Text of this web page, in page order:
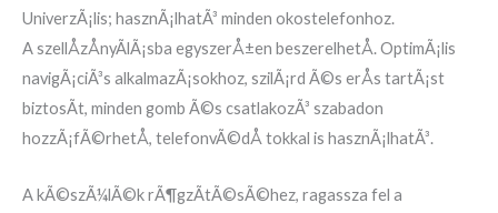
UniverzÃ¡lis; hasznÃ¡lhatÃ³ minden okostelefonhoz.
A szellÅzÅnyÃ­lÃ¡sba egyszerÅ±en beszerelhetÅ. OptimÃ¡lis
navigÃ¡ciÃ³s alkalmazÃ¡sokhoz, szilÃ¡rd Ã©s erÅs tartÃ¡st
biztosÃ­t, minden gomb Ã©s csatlakozÃ³ szabadon
hozzÃ¡fÃ©rhetÅ, telefonvÃ©dÅ tokkal is hasznÃ¡lhatÃ³.
A kÃ©szÃ¼lÃ©k rÃ¶gzÃ­tÃ©sÃ©hez, ragassza fel a